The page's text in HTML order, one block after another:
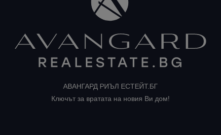
АВАНГАРД РИЪЛ ЕСТЕЙТ.БГ
Ключът за вратата на новия Ви дом!